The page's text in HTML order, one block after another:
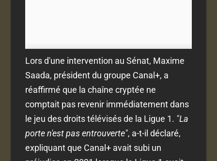
Lors d'une intervention au Sénat, Maxime
Saada, président du groupe Canal+, a
réaffirmé que la chaîne cryptée ne
comptait pas revenir immédiatement dans
le jeu des droits télévisés de la Ligue 1. "La
porte n'est pas entrouverte", a-t-il déclaré,
expliquant que Canal+ avait subi un